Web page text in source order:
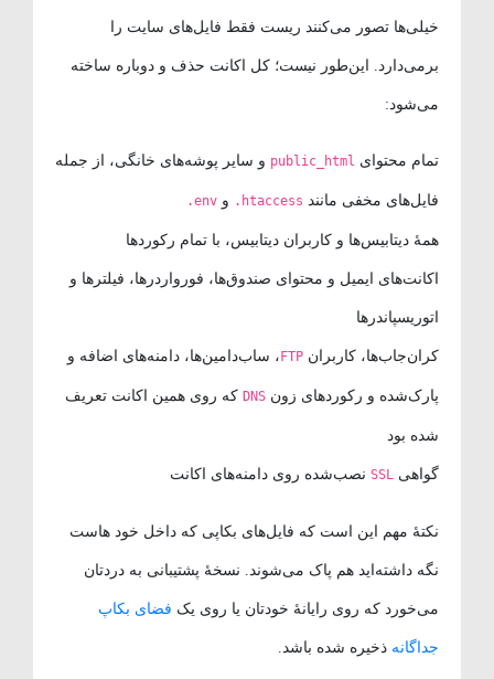
خیلی‌ها تصور می‌کنند ریست فقط فایل‌های سایت را
برمی‌دارد. این‌طور نیست؛ کل اکانت حذف و دوباره ساخته
می‌شود:
تمام محتوای public_htmlو سایر پوشه‌های خانگی، از جمله
فایل‌های مخفی مانند.htaccessو .env
همهٔ دیتابیس‌ها و کاربران دیتابیس، با تمام رکوردها
اکانت‌های ایمیل و محتوای صندوق‌ها، فورواردرها، فیلترها و
اتوریسپاندرها
کران‌جاب‌ها، کاربران FTP، ساب‌دامین‌ها، دامنه‌های اضافه و
پارک‌شده و رکوردهای زونDNSکه روی همین اکانت تعریف
شده بود
گواهیSSLنصب‌شده روی دامنه‌های اکانت
نکتهٔ مهم این است که فایل‌های بکاپی که داخل خود هاست
نگه داشته‌اید هم پاک می‌شوند. نسخهٔ پشتیبانی به دردتان
می‌خورد که روی رایانهٔ خودتان یا روی یکفضای بکاپ
جداگانهذخیره شده باشد.